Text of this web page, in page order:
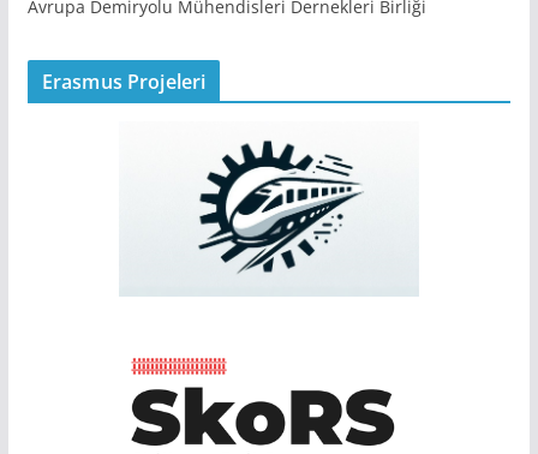
Avrupa Demiryolu Mühendisleri Dernekleri Birliği
Erasmus Projeleri